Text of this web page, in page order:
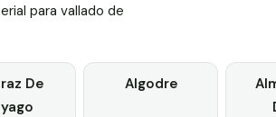
para vallado de
De
Algodre